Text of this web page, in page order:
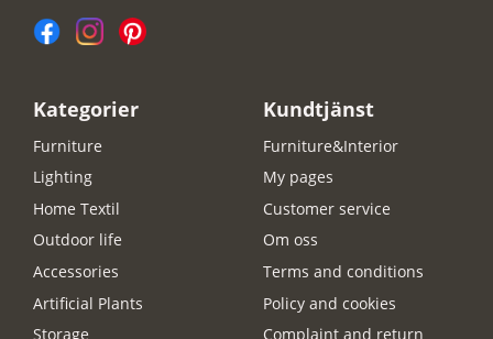
Kategorier
Furniture
Lighting
Home Textil
Outdoor life
Accessories
Artificial Plants
Storage
Kundtjänst
Furniture&Interior
My pages
Customer service
Om oss
Terms and conditions
Policy and cookies
Complaint and return